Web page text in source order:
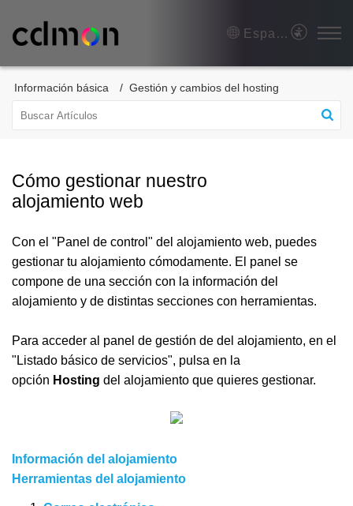
Español (España)
Información básica Gestión y cambios del hosting
Cómo gestionar nuestro
alojamiento web
Con el "Panel de control" del alojamiento web, puedes
gestionar tu alojamiento cómodamente. El panel se
compone de una sección con la información del
alojamiento y de distintas secciones con herramientas.
Para acceder al panel de gestión de del alojamiento, en el
"Listado básico de servicios", pulsa en la
opción Hosting del alojamiento que quieres gestionar.
Información del alojamiento
Herramientas del alojamiento